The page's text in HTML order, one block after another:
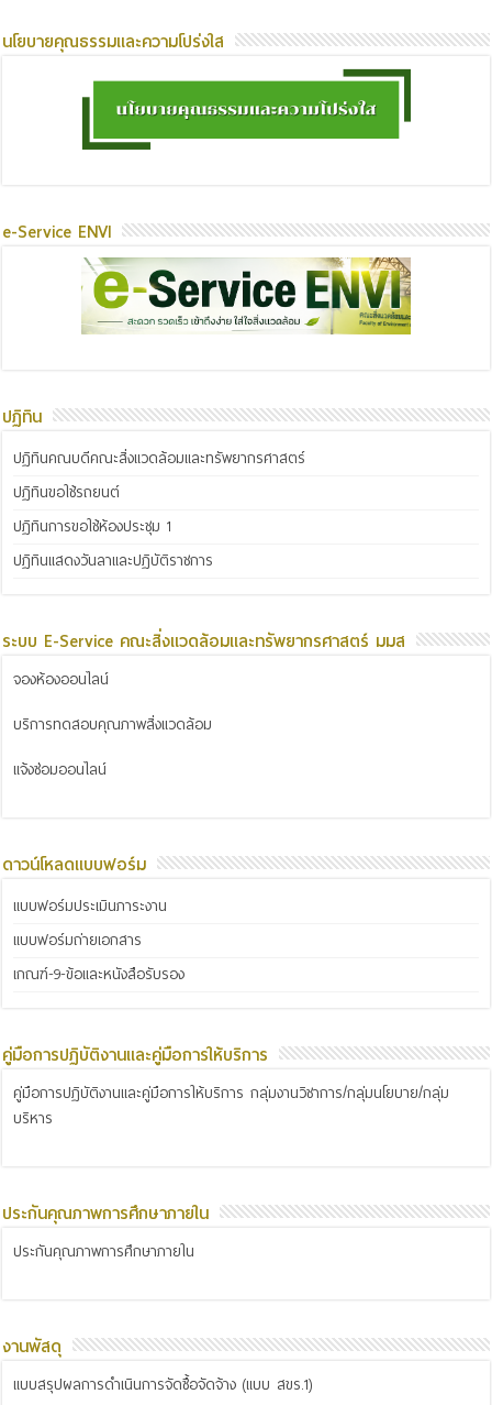
นโยบายคุณธรรมและความโปร่งใส
e-Service ENVI
ปฏิทิน
ปฏิทินคณบดีคณะสิ่งแวดล้อมและทรัพยากรศาสตร์
ปฏิทินขอใช้รถยนต์
ปฏิทินการขอใช้ห้องประชุม 1
ปฏิทินแสดงวันลาและปฏิบัติราชการ
ระบบ E-Service คณะสิ่งแวดล้อมและทรัพยากรศาสตร์ มมส
จองห้องออนไลน์
บริการทดสอบคุณภาพสิ่งแวดล้อม
แจ้งซ่อมออนไลน์
ดาวน์โหลดแบบฟอร์ม
แบบฟอร์มประเมินภาระงาน
แบบฟอร์มถ่ายเอกสาร
เกณฑ์-9-ข้อและหนังสือรับรอง
คู่มือการปฏิบัติงานและคู่มือการให้บริการ
คู่มือการปฏิบัติงานและคู่มือการให้บริการ กลุ่มงานวิชาการ/กลุ่มนโยบาย/กลุ่ม
บริหาร
ประกันคุณภาพการศึกษาภายใน
ประกันคุณภาพการศึกษาภายใน
งานพัสดุ
แบบสรุปผลการดำเนินการจัดซื้อจัดจ้าง (แบบ สขร.1)